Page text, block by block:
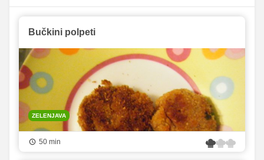
Bučkini polpeti
ZELENJAVA
50 min